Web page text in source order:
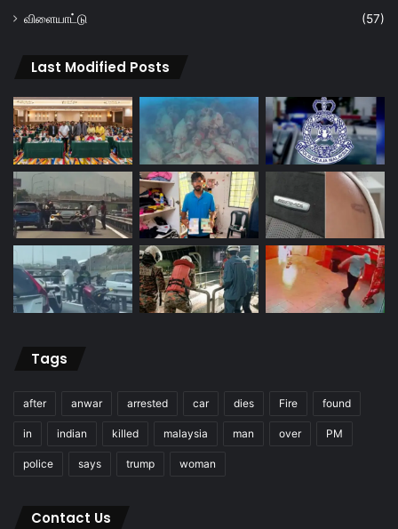
விளையாட்டு
(57)
Last Modified Posts
Tags
after anwar arrested car dies Fire found
in indian killed malaysia man over PM
police says trump woman
Contact Us